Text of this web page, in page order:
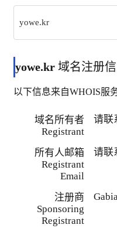
yowe.kr 域名注册
以下信息来自WHOIS服
域名所有者
Registrant
请联
所有人邮箱
Registrant
Email
请联
注册商
Sponsoring
Registrant